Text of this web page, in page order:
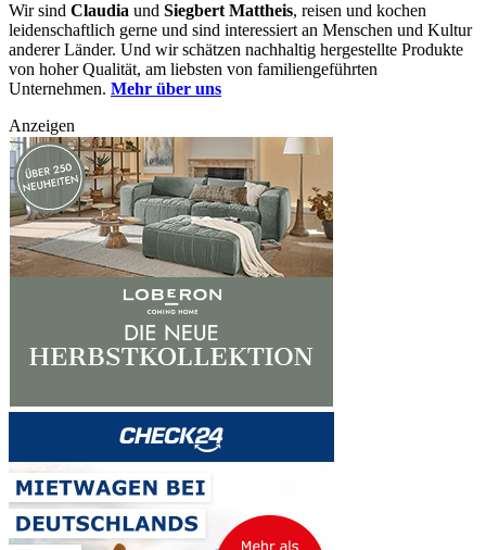
Wir sind Claudia und Siegbert Mattheis, reisen und kochen
leidenschaftlich gerne und sind interessiert an Menschen und Kultur
anderer Länder. Und wir schätzen nachhaltig hergestellte Produkte
von hoher Qualität, am liebsten von familiengeführten
Unternehmen. Mehr über uns
Anzeigen